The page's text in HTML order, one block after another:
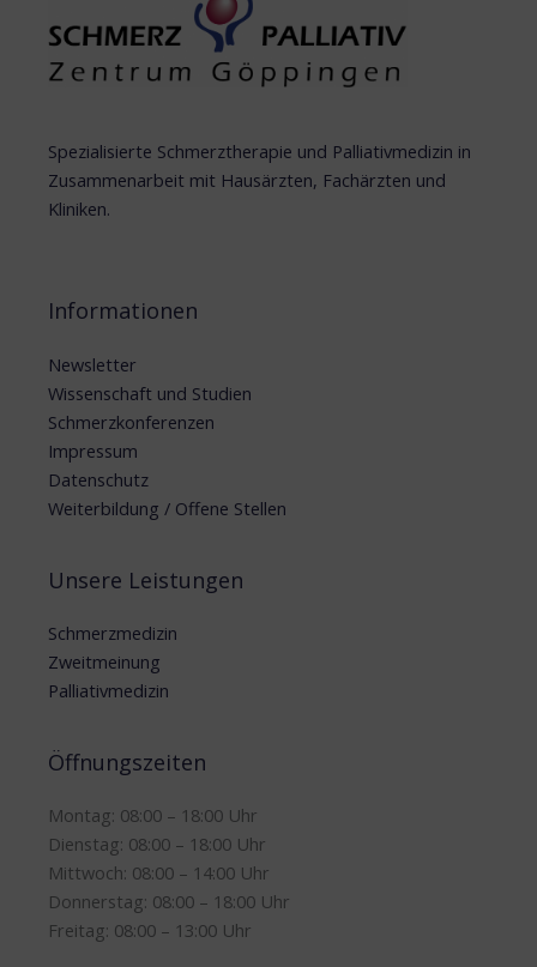
Spezialisierte Schmerztherapie und Palliativmedizin in
Zusammenarbeit mit Hausärzten, Fachärzten und
Kliniken.
Informationen
Newsletter
Wissenschaft und Studien
Schmerzkonferenzen
Impressum
Datenschutz
Weiterbildung / Offene Stellen
Unsere Leistungen
Schmerzmedizin
Zweitmeinung
Palliativmedizin
Öffnungszeiten
Montag: 08:00 – 18:00 Uhr
Dienstag: 08:00 – 18:00 Uhr
Mittwoch: 08:00 – 14:00 Uhr
Donnerstag: 08:00 – 18:00 Uhr
Freitag: 08:00 – 13:00 Uhr